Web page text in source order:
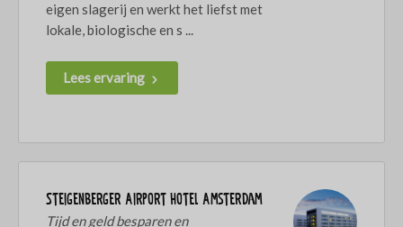
eigen slagerij en werkt het liefst met
lokale, biologische en s ...
Lees ervaring
Steigenberger Airport Hotel Amsterdam
Tijd en geld besparen en